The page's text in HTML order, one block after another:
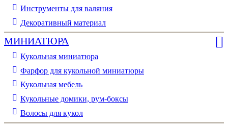
Инструменты для валяния
Декоративный материал
МИНИАТЮРА
Кукольная миниатюра
Фарфор для кукольной миниатюры
Кукольная мебель
Кукольные домики, рум-боксы
Волосы для кукол